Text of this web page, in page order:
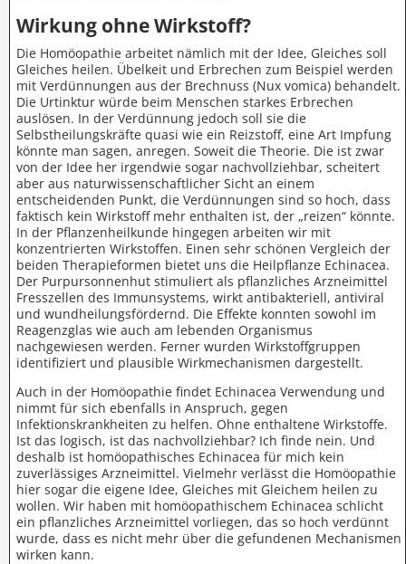
Wirkung ohne Wirkstoff?
Die Homöopathie arbeitet nämlich mit der Idee, Gleiches soll
Gleiches heilen. Übelkeit und Erbrechen zum Beispiel werden
mit Verdünnungen aus der Brechnuss (Nux vomica) behandelt.
Die Urtinktur würde beim Menschen starkes Erbrechen
auslösen. In der Verdünnung jedoch soll sie die
Selbstheilungskräfte quasi wie ein Reizstoff, eine Art Impfung
könnte man sagen, anregen. Soweit die Theorie. Die ist zwar
von der Idee her irgendwie sogar nachvollziehbar, scheitert
aber aus naturwissenschaftlicher Sicht an einem
entscheidenden Punkt, die Verdünnungen sind so hoch, dass
faktisch kein Wirkstoff mehr enthalten ist, der „reizen“ könnte.
In der Pflanzenheilkunde hingegen arbeiten wir mit
konzentrierten Wirkstoffen. Einen sehr schönen Vergleich der
beiden Therapieformen bietet uns die Heilpflanze Echinacea.
Der Purpursonnenhut stimuliert als pflanzliches Arzneimittel
Fresszellen des Immunsystems, wirkt antibakteriell, antiviral
und wundheilungsfördernd. Die Effekte konnten sowohl im
Reagenzglas wie auch am lebenden Organismus
nachgewiesen werden. Ferner wurden Wirkstoffgruppen
identifiziert und plausible Wirkmechanismen dargestellt.
Auch in der Homöopathie findet Echinacea Verwendung und
nimmt für sich ebenfalls in Anspruch, gegen
Infektionskrankheiten zu helfen. Ohne enthaltene Wirkstoffe.
Ist das logisch, ist das nachvollziehbar? Ich finde nein. Und
deshalb ist homöopathisches Echinacea für mich kein
zuverlässiges Arzneimittel. Vielmehr verlässt die Homöopathie
hier sogar die eigene Idee, Gleiches mit Gleichem heilen zu
wollen. Wir haben mit homöopathischem Echinacea schlicht
ein pflanzliches Arzneimittel vorliegen, das so hoch verdünnt
wurde, dass es nicht mehr über die gefundenen Mechanismen
wirken kann.